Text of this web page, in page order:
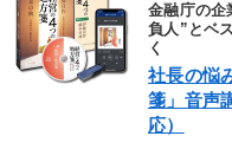
金融庁の企
負人”とベ
く
社長の悩
箋」音声
応）